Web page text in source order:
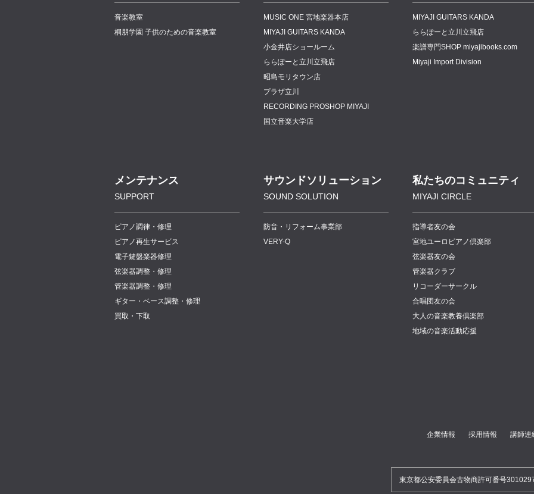
音楽教室
桐朋学園 子供のための音楽教室
MUSIC ONE 宮地楽器本店
MIYAJI GUITARS KANDA
小金井店ショールーム
ららぽーと立川立飛店
昭島モリタウン店
プラザ立川
RECORDING PROSHOP MIYAJI
国立音楽大学店
MIYAJI GUITARS KANDA
ららぽーと立川立飛店
楽譜専門SHOP miyajibooks.com
Miyaji Import Division
メンテナンス
SUPPORT
ピアノ調律・修理
ピアノ再生サービス
電子鍵盤楽器修理
弦楽器調整・修理
管楽器調整・修理
ギター・ベース調整・修理
買取・下取
サウンドソリューション
SOUND SOLUTION
防音・リフォーム事業部
VERY-Q
私たちのコミュニティ
MIYAJI CIRCLE
指導者友の会
宮地ユーロピアノ倶楽部
弦楽器友の会
管楽器クラブ
リコーダーサークル
合唱団友の会
大人の音楽教養倶楽部
地域の音楽活動応援
企業情報 採用情報 講師連
東京都公安委員会古物商許可番号